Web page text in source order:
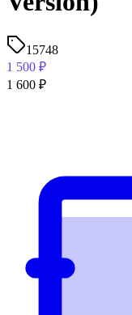
15748
1 500 ₽
1 600 ₽